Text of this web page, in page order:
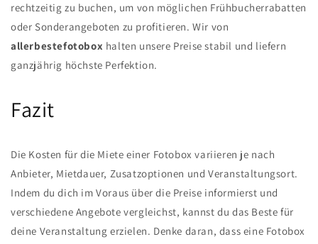
rechtzeitig zu buchen, um von möglichen Frühbucherrabatten
oder Sonderangeboten zu profitieren. Wir von
allerbestefotobox halten unsere Preise stabil und liefern
ganzjährig höchste Perfektion.
Fazit
Die Kosten für die Miete einer Fotobox variieren je nach
Anbieter, Mietdauer, Zusatzoptionen und Veranstaltungsort.
Indem du dich im Voraus über die Preise informierst und
verschiedene Angebote vergleichst, kannst du das Beste für
deine Veranstaltung erzielen. Denke daran, dass eine Fotobox